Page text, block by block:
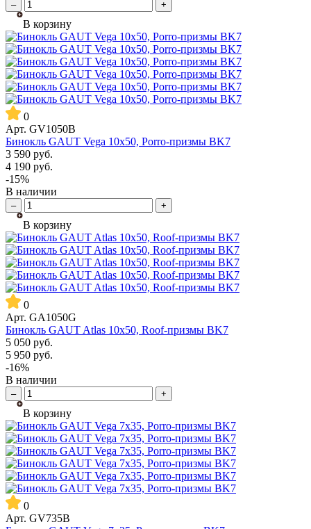
– +
В корзину
0
Арт. GV1050B
Бинокль GAUT Vega 10x50, Porro-призмы BK7
3 590 руб.
4 190 руб.
-15%
В наличии
– +
В корзину
0
Арт. GA1050G
Бинокль GAUT Atlas 10x50, Roof-призмы BK7
5 050 руб.
5 950 руб.
-16%
В наличии
– +
В корзину
0
Арт. GV735B